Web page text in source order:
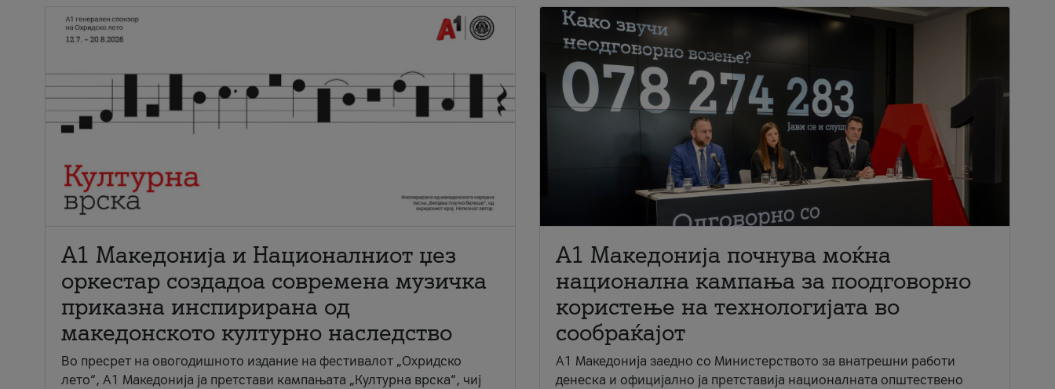
А1 Македонија и Националниот џез
оркестар создадоа современа музичка
приказна инспирирана од
македонското културно наследство
Во пресрет на овогодишното издание на фестивалот „Охридско
лето“, А1 Македонија ја претстави кампањата „Културна врска“, чиј
A1 Македонија почнува моќна
национална кампања за поодговорно
користење на технологијата во
сообраќајот
A1 Македонија заедно со Министерството за внатрешни работи
денеска и официјално ја претставија националната општествено